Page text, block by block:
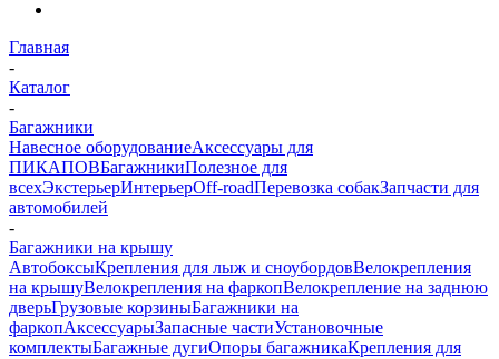
Главная
-
Каталог
-
Багажники
Навесное оборудованиеАксессуары для
ПИКАПОВБагажникиПолезное для
всехЭкстерьерИнтерьерOff-roadПеревозка собакЗапчасти для
автомобилей
-
Багажники на крышу
АвтобоксыКрепления для лыж и сноубордовВелокрепления
на крышуВелокрепления на фаркопВелокрепление на заднюю
дверьГрузовые корзиныБагажники на
фаркопАксессуарыЗапасные частиУстановочные
комплектыБагажные дугиОпоры багажникаКрепления для